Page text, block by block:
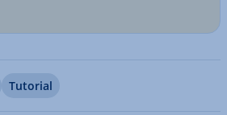
Tutorial